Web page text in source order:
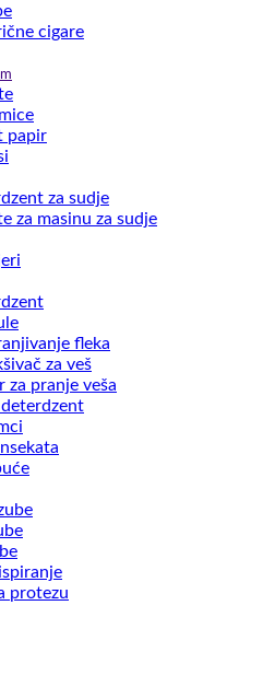
cigare
papir
za sudje
za masinu za sudje
fleka
za veš
za pranje veša
deterdzent
protezu